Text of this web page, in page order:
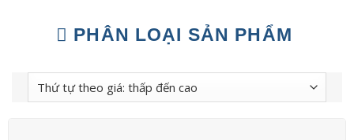
PHÂN LOẠI SẢN PHẨM